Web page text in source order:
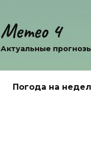
Метео 4
Актуальные
Погода на